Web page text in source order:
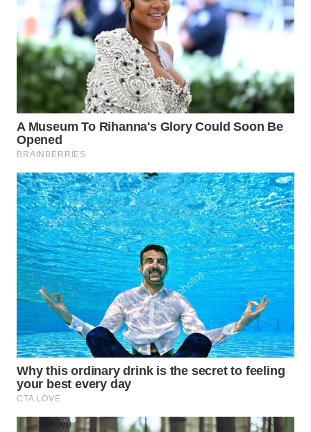
Wahana
Media
Group
WAHANA
NEWS
WAHANA
TANI
ADVOKAT
WAHANA
INFRASTRUKTUR
WAHANA
KONSUMEN
WAHANA
LISTRIK
WAHANA
TRAVEL
WAHANA